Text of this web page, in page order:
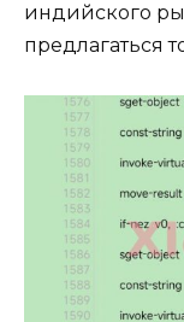
индийского
предлагаться